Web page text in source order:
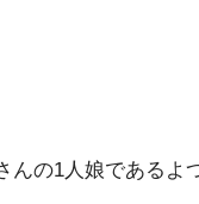
んの1人娘であるよ